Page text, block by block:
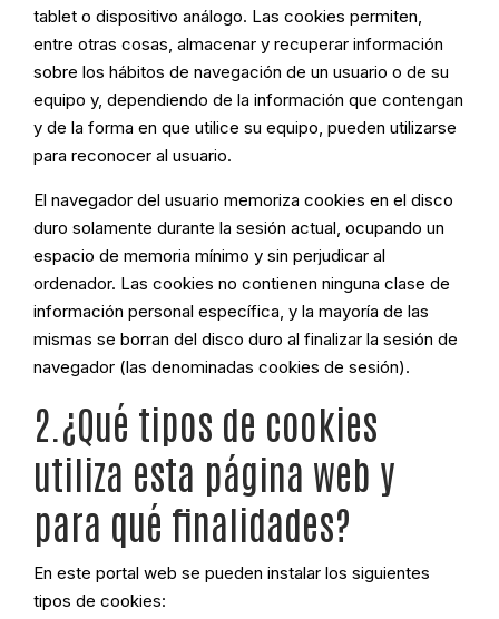
tablet o dispositivo análogo. Las cookies permiten,
entre otras cosas, almacenar y recuperar información
sobre los hábitos de navegación de un usuario o de su
equipo y, dependiendo de la información que contengan
y de la forma en que utilice su equipo, pueden utilizarse
para reconocer al usuario.
El navegador del usuario memoriza cookies en el disco
duro solamente durante la sesión actual, ocupando un
espacio de memoria mínimo y sin perjudicar al
ordenador. Las cookies no contienen ninguna clase de
información personal específica, y la mayoría de las
mismas se borran del disco duro al finalizar la sesión de
navegador (las denominadas cookies de sesión).
2.¿Qué tipos de cookies
utiliza esta página web y
para qué finalidades?
En este portal web se pueden instalar los siguientes
tipos de cookies: